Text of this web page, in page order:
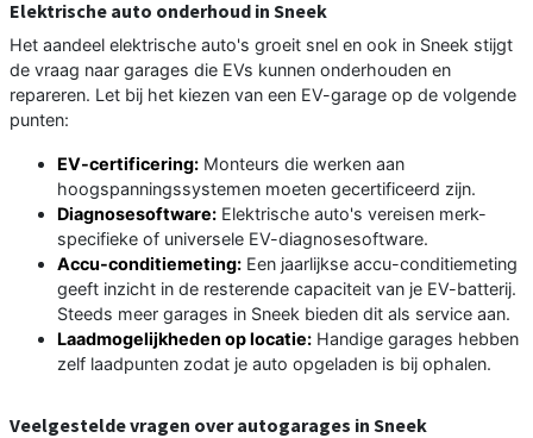
Elektrische auto onderhoud in Sneek
Het aandeel elektrische auto's groeit snel en ook in Sneek stijgt
de vraag naar garages die EVs kunnen onderhouden en
repareren. Let bij het kiezen van een EV-garage op de volgende
punten:
EV-certificering: Monteurs die werken aan
hoogspanningssystemen moeten gecertificeerd zijn.
Diagnosesoftware: Elektrische auto's vereisen merk-
specifieke of universele EV-diagnosesoftware.
Accu-conditiemeting: Een jaarlijkse accu-conditiemeting
geeft inzicht in de resterende capaciteit van je EV-batterij.
Steeds meer garages in Sneek bieden dit als service aan.
Laadmogelijkheden op locatie: Handige garages hebben
zelf laadpunten zodat je auto opgeladen is bij ophalen.
Veelgestelde vragen over autogarages in Sneek